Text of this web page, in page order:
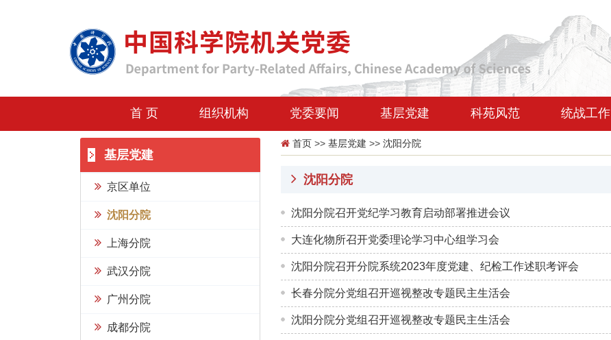
首 页 组织机构 党委要闻 基层党建 科苑风范 统战工作
基层党建
京区单位
沈阳分院
上海分院
武汉分院
广州分院
成都分院
首页>> 基层党建 >> 沈阳分院
沈阳分院
沈阳分院召开党纪学习教育启动部署推进会议
大连化物所召开党委理论学习中心组学习会
沈阳分院召开分院系统2023年度党建、纪检工作述职考评会
长春分院分党组召开巡视整改专题民主生活会
沈阳分院分党组召开巡视整改专题民主生活会